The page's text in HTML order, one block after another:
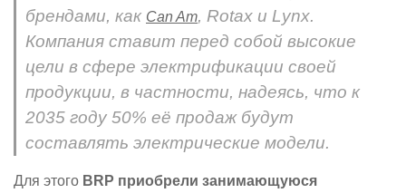
брендами, как Can Am, Rotax и Lynx.
Компания ставит перед собой высокие
цели в сфере электрификации своей
продукции, в частности, надеясь, что к
2035 году 50% её продаж будут
составлять электрические модели.
Для этого BRP приобрели занимающуюся